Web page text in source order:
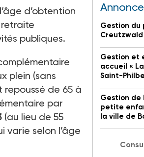
d’obtention
publiques.
plein (sans
de 65 à
par
(au lieu de 55
varie selon l’âge
Gestion du
Creutzwald
Gestion et
accueil «
Saint-
Gestion
petite
la ville de